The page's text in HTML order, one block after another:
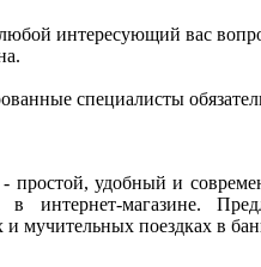
интересующий вас
специалисты
простой, удобный и
в интернет-магазине.
и мучительных поездках в